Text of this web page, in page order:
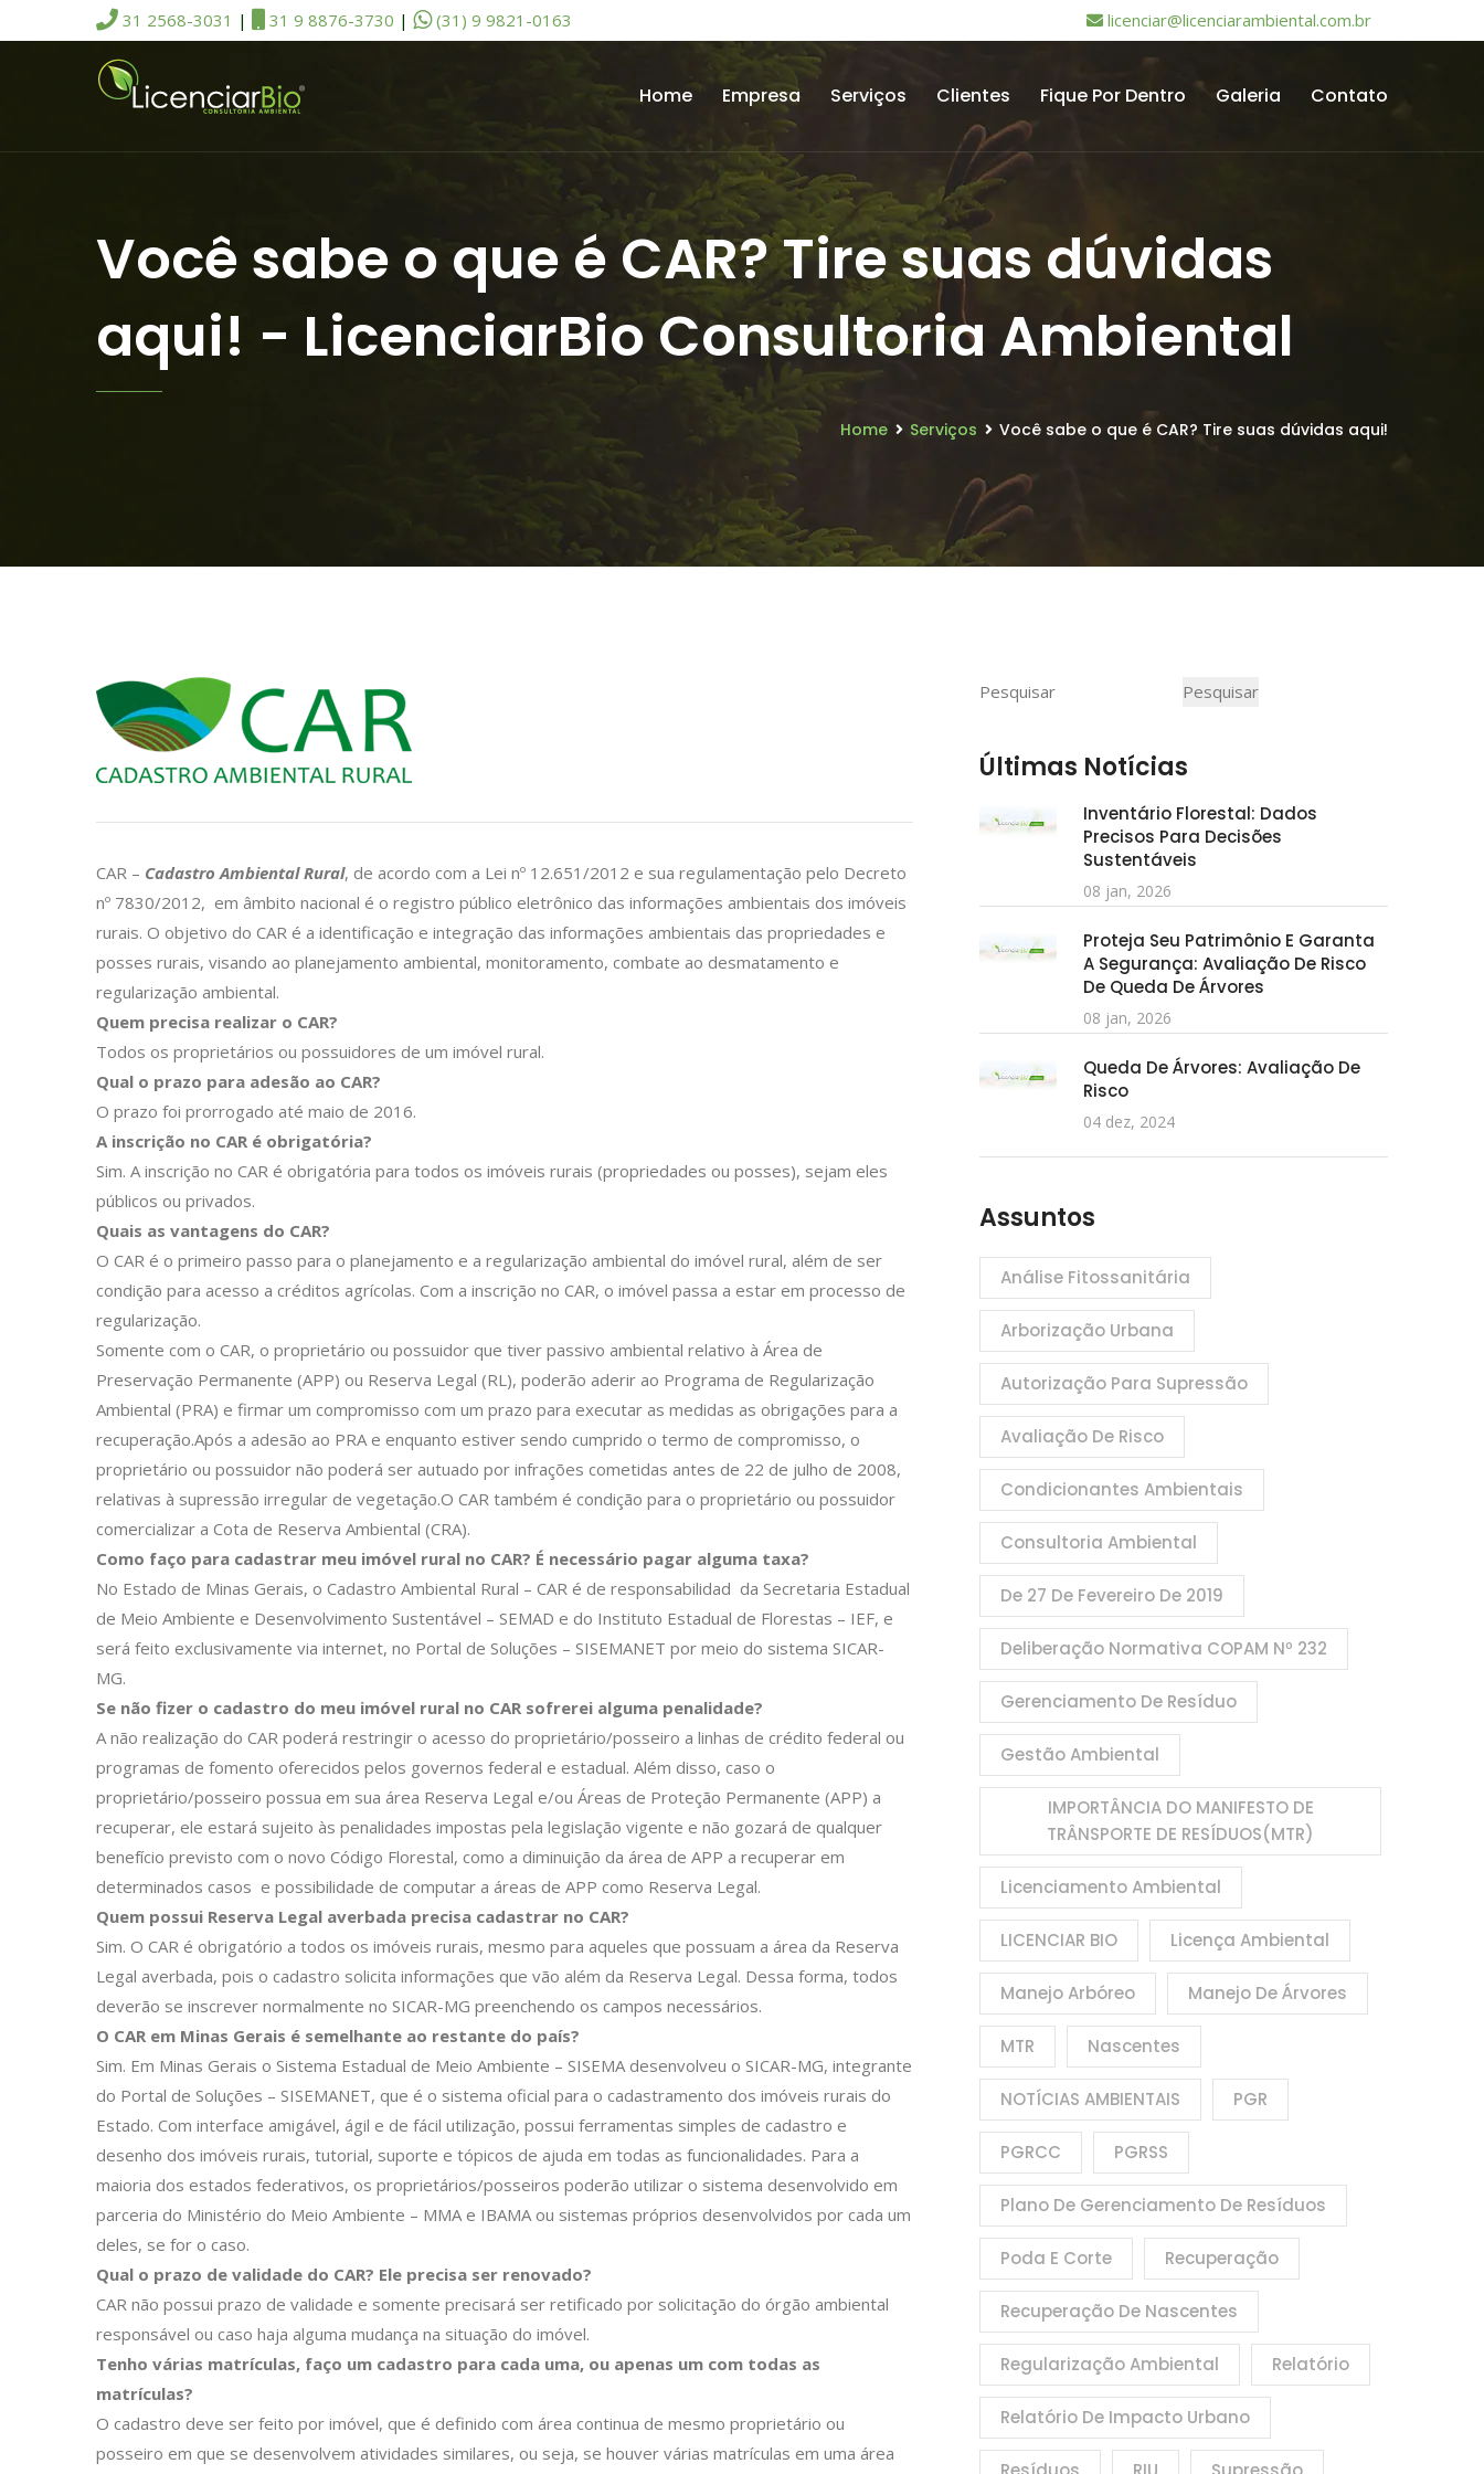
31 2568-3031 | 31 9 8876-3730 | (31) 9 9821-0163 licenciar@licenciarambiental.com.br
Home Empresa Serviços Clientes Fique Por Dentro Galeria Contato
Você sabe o que é CAR? Tire suas dúvidas
aqui! - LicenciarBio Consultoria Ambiental
Home Serviços Você sabe o que é CAR? Tire suas dúvidas aqui!
CAR – Cadastro Ambiental Rural, de acordo com a Lei nº 12.651/2012 e sua regulamentação pelo Decreto
nº 7830/2012, em âmbito nacional é o registro público eletrônico das informações ambientais dos imóveis
rurais. O objetivo do CAR é a identificação e integração das informações ambientais das propriedades e
posses rurais, visando ao planejamento ambiental, monitoramento, combate ao desmatamento e
regularização ambiental.
Quem precisa realizar o CAR?
Todos os proprietários ou possuidores de um imóvel rural.
Qual o prazo para adesão ao CAR?
O prazo foi prorrogado até maio de 2016.
A inscrição no CAR é obrigatória?
Sim. A inscrição no CAR é obrigatória para todos os imóveis rurais (propriedades ou posses), sejam eles
públicos ou privados.
Quais as vantagens do CAR?
O CAR é o primeiro passo para o planejamento e a regularização ambiental do imóvel rural, além de ser
condição para acesso a créditos agrícolas. Com a inscrição no CAR, o imóvel passa a estar em processo de
regularização.
Somente com o CAR, o proprietário ou possuidor que tiver passivo ambiental relativo à Área de
Preservação Permanente (APP) ou Reserva Legal (RL), poderão aderir ao Programa de Regularização
Ambiental (PRA) e firmar um compromisso com um prazo para executar as medidas as obrigações para a
recuperação.Após a adesão ao PRA e enquanto estiver sendo cumprido o termo de compromisso, o
proprietário ou possuidor não poderá ser autuado por infrações cometidas antes de 22 de julho de 2008,
relativas à supressão irregular de vegetação.O CAR também é condição para o proprietário ou possuidor
comercializar a Cota de Reserva Ambiental (CRA).
Como faço para cadastrar meu imóvel rural no CAR? É necessário pagar alguma taxa?
No Estado de Minas Gerais, o Cadastro Ambiental Rural – CAR é de responsabilidad da Secretaria Estadual
de Meio Ambiente e Desenvolvimento Sustentável – SEMAD e do Instituto Estadual de Florestas – IEF, e
será feito exclusivamente via internet, no Portal de Soluções – SISEMANET por meio do sistema SICAR-
MG.
Se não fizer o cadastro do meu imóvel rural no CAR sofrerei alguma penalidade?
A não realização do CAR poderá restringir o acesso do proprietário/posseiro a linhas de crédito federal ou
programas de fomento oferecidos pelos governos federal e estadual. Além disso, caso o
proprietário/posseiro possua em sua área Reserva Legal e/ou Áreas de Proteção Permanente (APP) a
recuperar, ele estará sujeito às penalidades impostas pela legislação vigente e não gozará de qualquer
benefício previsto com o novo Código Florestal, como a diminuição da área de APP a recuperar em
determinados casos e possibilidade de computar a áreas de APP como Reserva Legal.
Quem possui Reserva Legal averbada precisa cadastrar no CAR?
Sim. O CAR é obrigatório a todos os imóveis rurais, mesmo para aqueles que possuam a área da Reserva
Legal averbada, pois o cadastro solicita informações que vão além da Reserva Legal. Dessa forma, todos
deverão se inscrever normalmente no SICAR-MG preenchendo os campos necessários.
O CAR em Minas Gerais é semelhante ao restante do país?
Sim. Em Minas Gerais o Sistema Estadual de Meio Ambiente – SISEMA desenvolveu o SICAR-MG, integrante
do Portal de Soluções – SISEMANET, que é o sistema oficial para o cadastramento dos imóveis rurais do
Estado. Com interface amigável, ágil e de fácil utilização, possui ferramentas simples de cadastro e
desenho dos imóveis rurais, tutorial, suporte e tópicos de ajuda em todas as funcionalidades. Para a
maioria dos estados federativos, os proprietários/posseiros poderão utilizar o sistema desenvolvido em
parceria do Ministério do Meio Ambiente – MMA e IBAMA ou sistemas próprios desenvolvidos por cada um
deles, se for o caso.
Qual o prazo de validade do CAR? Ele precisa ser renovado?
CAR não possui prazo de validade e somente precisará ser retificado por solicitação do órgão ambiental
responsável ou caso haja alguma mudança na situação do imóvel.
Tenho várias matrículas, faço um cadastro para cada uma, ou apenas um com todas as
matrículas?
O cadastro deve ser feito por imóvel, que é definido com área continua de mesmo proprietário ou
posseiro em que se desenvolvem atividades similares, ou seja, se houver várias matrículas em uma área
Pesquisar
Pesquisar
Últimas Notícias
Inventário Florestal: Dados
Precisos Para Decisões
Sustentáveis
08 jan, 2026
Proteja Seu Patrimônio E Garanta
A Segurança: Avaliação De Risco
De Queda De Árvores
08 jan, 2026
Queda De Árvores: Avaliação De
Risco
04 dez, 2024
Assuntos
Análise Fitossanitária
Arborização Urbana
Autorização Para Supressão
Avaliação De Risco
Condicionantes Ambientais
Consultoria Ambiental
De 27 De Fevereiro De 2019
Deliberação Normativa COPAM Nº 232
Gerenciamento De Resíduo
Gestão Ambiental
IMPORTÂNCIA DO MANIFESTO DE
TRÂNSPORTE DE RESÍDUOS(MTR)
Licenciamento Ambiental
LICENCIAR BIO Licença Ambiental
Manejo Arbóreo Manejo De Árvores
MTR Nascentes
NOTÍCIAS AMBIENTAIS PGR
PGRCC PGRSS
Plano De Gerenciamento De Resíduos
Poda E Corte Recuperação
Recuperação De Nascentes
Regularização Ambiental Relatório
Relatório De Impacto Urbano